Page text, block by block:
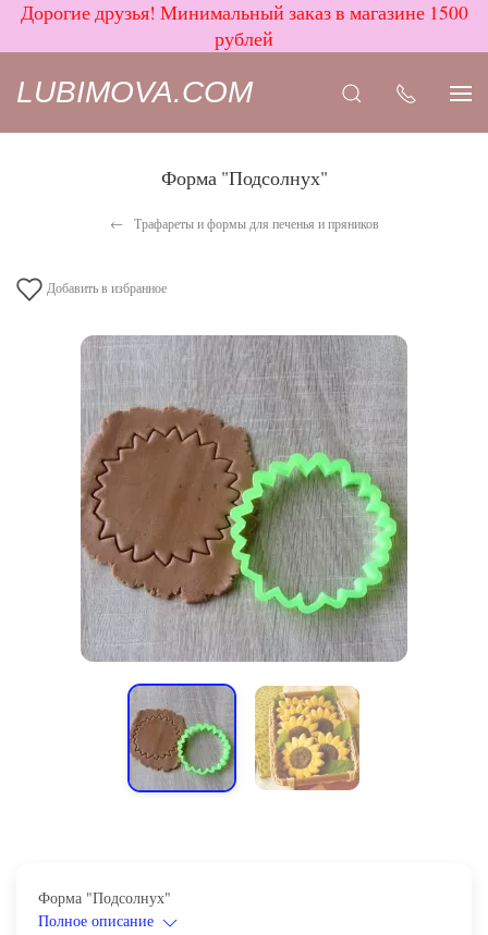
Дорогие друзья! Минимальный заказ в магазине 1500
рублей
LUBIMOVA.COM
Форма "Подсолнух"
Трафареты и формы для печенья и пряников
Добавить в избранное
Форма "Подсолнух"
Полное описание